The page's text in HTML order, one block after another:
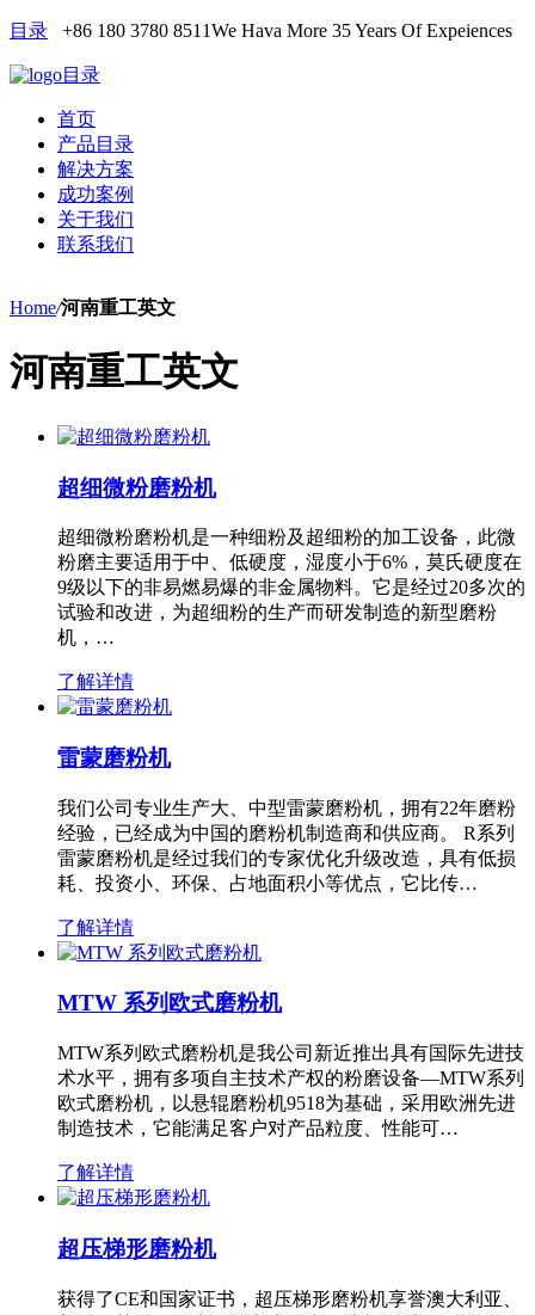
目录 +86 180 3780 8511We Hava More 35 Years Of Expeiences
目录
首页
产品目录
解决方案
成功案例
关于我们
联系我们
Home/河南重工英文
河南重工英文
超细微粉磨粉机
超细微粉磨粉机是一种细粉及超细粉的加工设备，此微
粉磨主要适用于中、低硬度，湿度小于6%，莫氏硬度在
9级以下的非易燃易爆的非金属物料。它是经过20多次的
试验和改进，为超细粉的生产而研发制造的新型磨粉
机，…
了解详情
雷蒙磨粉机
我们公司专业生产大、中型雷蒙磨粉机，拥有22年磨粉
经验，已经成为中国的磨粉机制造商和供应商。 R系列
雷蒙磨粉机是经过我们的专家优化升级改造，具有低损
耗、投资小、环保、占地面积小等优点，它比传…
了解详情
MTW 系列欧式磨粉机
MTW系列欧式磨粉机是我公司新近推出具有国际先进技
术水平，拥有多项自主技术产权的粉磨设备—MTW系列
欧式磨粉机，以悬辊磨粉机9518为基础，采用欧洲先进
制造技术，它能满足客户对产品粒度、性能可…
了解详情
超压梯形磨粉机
获得了CE和国家证书，超压梯形磨粉机享誉澳大利亚、